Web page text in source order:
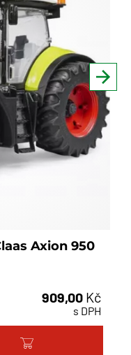
Axion 950
909,00 Kč
s DPH